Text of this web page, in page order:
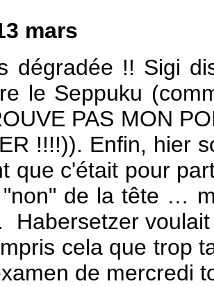
mars
dégradée !! Sigi
le Seppuku
PAS MON
!!!!)). Enfin, hier
que c'était pour
"non" de la tête …
Habersetzer
cela que trop
de mercredi